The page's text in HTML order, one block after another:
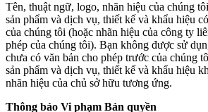
Tên, thuật ngữ, logo, nhãn hiệu của chúng
sản phẩm và dịch vụ, thiết kế và khẩu hiệu
của chúng tôi (hoặc nhãn hiệu của công ty
phép của chúng tôi). Bạn không được sử
chưa có văn bản cho phép trước của chúng
sản phẩm và dịch vụ, thiết kế và khẩu hiệu
nhãn hiệu của chủ sở hữu tương ứng.
Thông báo Vi phạm Bản quyền